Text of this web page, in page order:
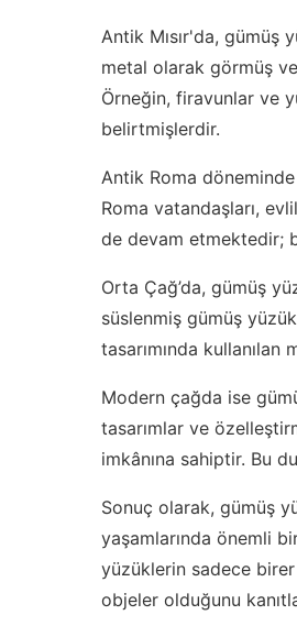
Antik Mısır'da, gümüş
metal olarak görmüş
Örneğin, firavunlar ve
belirtmişlerdir.
Antik Roma
Roma vatandaşları,
de devam etmektedir;
Orta Çağ’da, gümüş
süslenmiş gümüş
tasarımında
Modern çağda ise
tasarımlar ve
imkânına sahiptir. Bu
Sonuç olarak, gümüş
yaşamlarında önemli
yüzüklerin sadece birer
objeler olduğunu